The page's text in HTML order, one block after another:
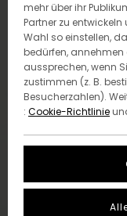
mehr über ihr
Partner zu entwickeln
Wahl so einstellen,
bedürfen,
aussprechen, wenn
zustimmen (z. B.
Besucherzahlen).
: Cookie-Richtlinie